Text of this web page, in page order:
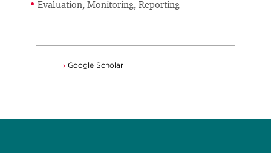
Evaluation, Monitoring, Reporting
Google Scholar